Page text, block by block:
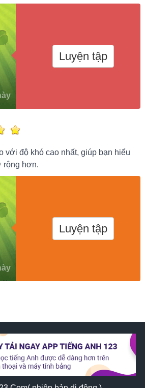
Luyện tập
với độ khó cao nhất, giúp bạn hiểu
rộng hơn.
Luyện tập